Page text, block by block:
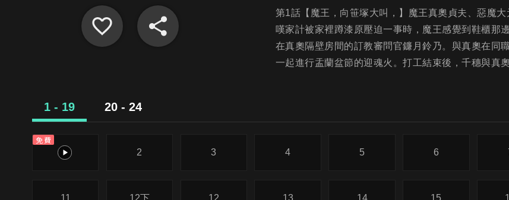
第1話【魔王，向笹塚大叫，】魔王真奧貞夫、惡魔
嘆家計被家裡蹲漆原壓迫一事時，魔王感覺到鞋櫃那
在真奧隔壁房間的訂教審問官鐮月鈴乃。與真奧在同
一起進行盂蘭盆節的迎魂火。打工結束後，千穗與真
1 - 19 20 - 24
免費
1
2 3 4 5 6